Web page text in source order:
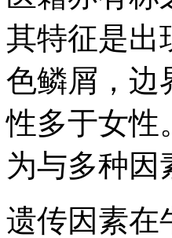
其特征是出
色鳞屑，边
性多于女性
为与多种因
遗传因素在